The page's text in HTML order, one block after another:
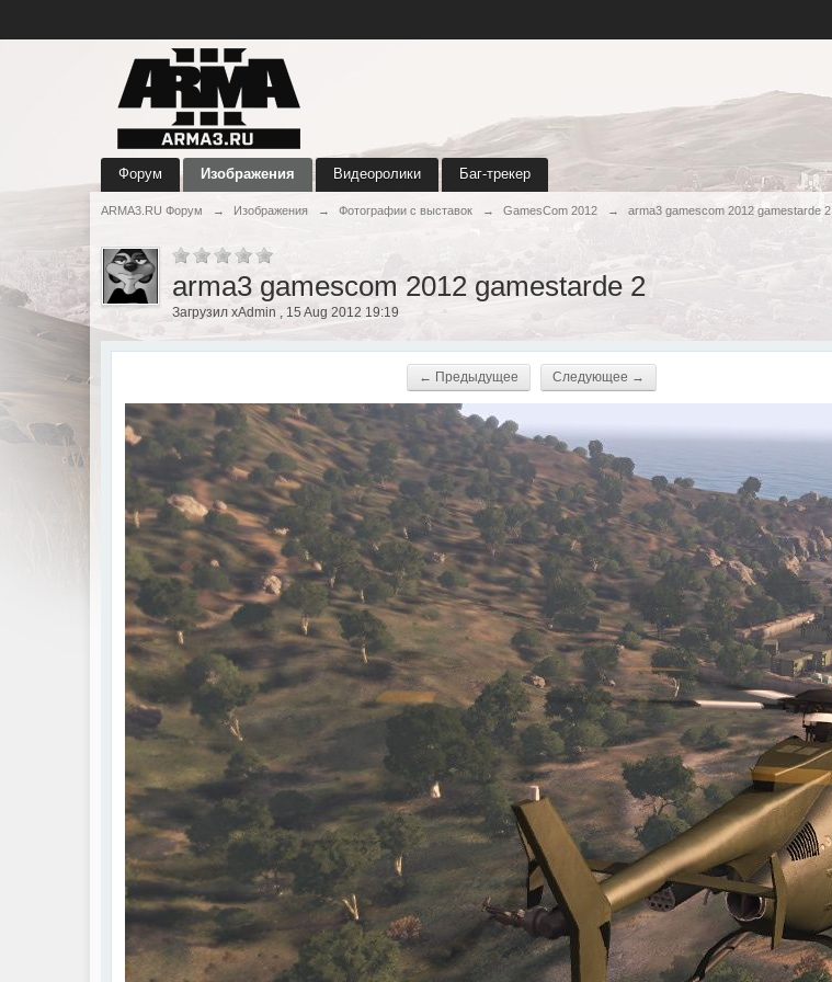
Форум Изображения Видеоролики Баг-трекер
ARMA3.RU Форум → Изображения → Фотографии с выставок → GamesCom 2012 → arma3 gamescom 2012 gamestarde 2
arma3 gamescom 2012 gamestarde 2
Загрузил xAdmin , 15 Aug 2012 19:19
← Предыдущее Следующее →